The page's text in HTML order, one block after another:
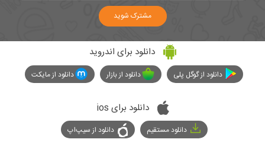
مشترک شوید
دانلود برای اندروید
دانلود از گوگل پلی دانلود از بازار دانلود از مایکت
دانلود برای ios
دانلود مستقیم دانلود از سیپ‌اپ